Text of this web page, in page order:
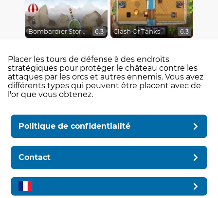
Bombardier Storm 6.3 Clash Of Tanks 6.3
Placer les tours de défense à des endroits
stratégiques pour protéger le château contre les
attaques par les orcs et autres ennemis. Vous avez
différents types qui peuvent être placent avec de
l'or que vous obtenez.
Politique de confidentialité
Contact